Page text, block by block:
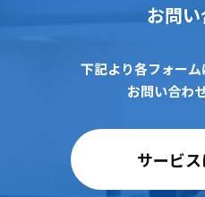
お問
下記より各フォーム
お問い合わ
サービ